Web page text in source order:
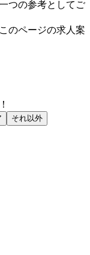
つの参考としてご
のページの求人案
それ以外